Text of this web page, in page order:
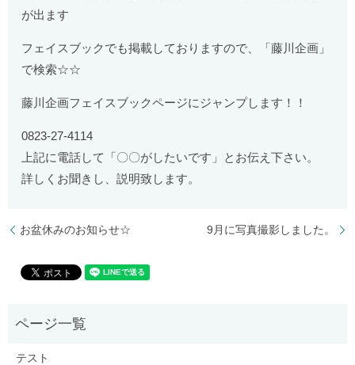
が出ます
フェイスブックでも掲載しておりますので、「藤川企画」
で検索☆☆
藤川企画フェイスブックページにジャンプします！！
0823-27-4114
上記に電話して「〇〇がしたいです」とお伝え下さい。
詳しくお聞きし、説明致します。
お盆休みのお知らせ☆ 9月に写真撮影しました。
テスト